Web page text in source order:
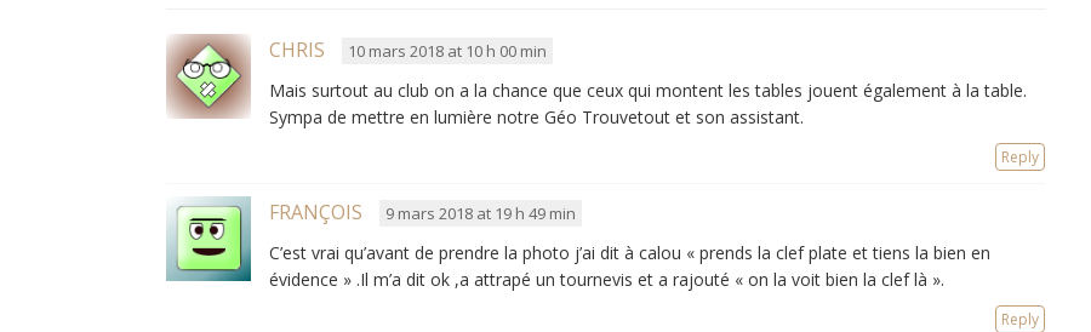
CHRIS 10 mars 2018 at 10 h 00 min
Mais surtout au club on a la chance que ceux qui montent les tables jouent également à la table.
Sympa de mettre en lumière notre Géo Trouvetout et son assistant.
Reply
FRANÇOIS 9 mars 2018 at 19 h 49 min
C’est vrai qu’avant de prendre la photo j’ai dit à calou « prends la clef plate et tiens la bien en
évidence » .Il m’a dit ok ,a attrapé un tournevis et a rajouté « on la voit bien la clef là ».
Reply